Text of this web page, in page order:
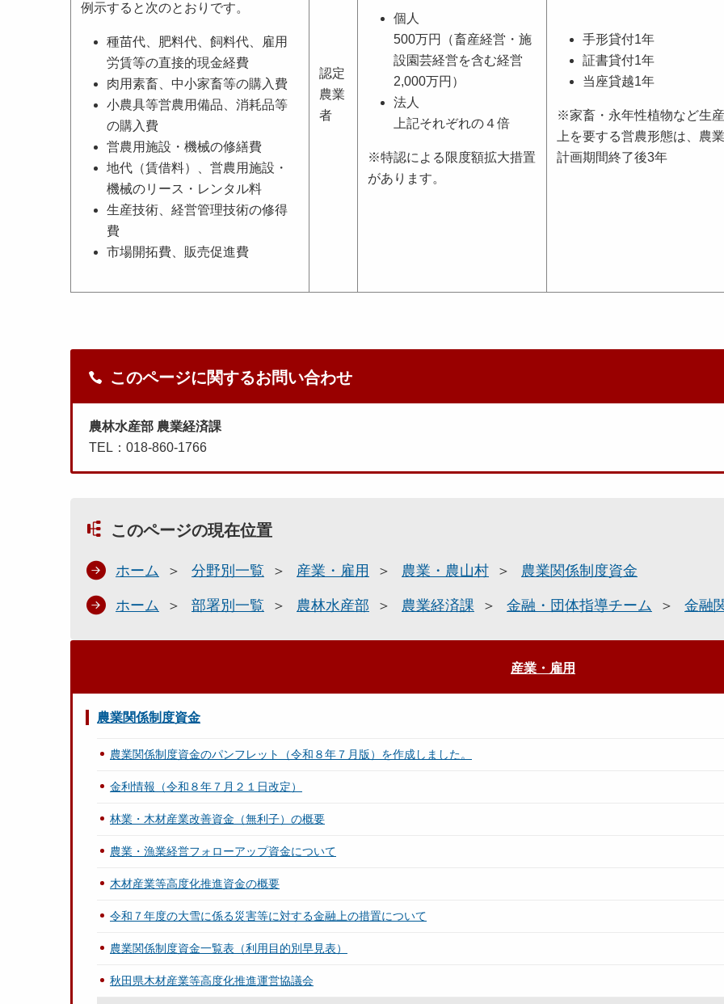
例示すると次のとおりです。
種苗代、肥料代、飼料代、雇用
労賃等の直接的現金経費
肉用素畜、中小家畜等の購入費
小農具等営農用備品、消耗品等
の購入費
営農用施設・機械の修繕費
地代（賃借料）、営農用施設・
機械のリース・レンタル料
生産技術、経営管理技術の修得
費
市場開拓費、販売促進費
認定
農業
者
個人
500万円（畜産経営・施
設園芸経営を含む経営
2,000万円）
法人
上記それぞれの４倍
※特認による限度額拡大措置
があります。
手形貸付1年
証書貸付1年
当座貸越1年
※家畜・永年性植物など生
上を要する営農形態は、農
計画期間終了後3年
このページに関するお問い合わせ
農林水産部 農業経済課
TEL：018-860-1766
このページの現在位置
ホーム 分野別一覧 産業・雇用 農業・農山村 農業関係制度資金
ホーム 部署別一覧 農林水産部 農業経済課 金融・団体指導チーム 金融
産業・雇用
農業関係制度資金
農業関係制度資金のパンフレット（令和８年７月版）を作成しました。
金利情報（令和８年７月２１日改定）
林業・木材産業改善資金（無利子）の概要
農業・漁業経営フォローアップ資金について
木材産業等高度化推進資金の概要
令和７年度の大雪に係る災害等に対する金融上の措置について
農業関係制度資金一覧表（利用目的別早見表）
秋田県木材産業等高度化推進運営協議会